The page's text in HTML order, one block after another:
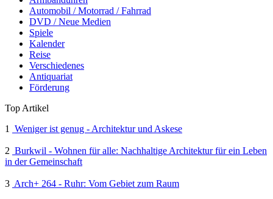
Automobil / Motorrad / Fahrrad
DVD / Neue Medien
Spiele
Kalender
Reise
Verschiedenes
Antiquariat
Förderung
Top Artikel
1
Weniger ist genug - Architektur und Askese
2 Burkwil - Wohnen für alle: Nachhaltige Architektur für ein Leben
in der Gemeinschaft
3 Arch+ 264 - Ruhr: Vom Gebiet zum Raum